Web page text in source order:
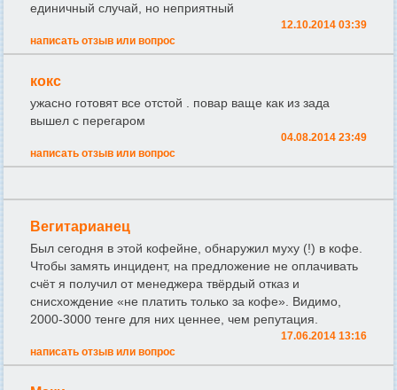
единичный случай, но неприятный
12.10.2014 03:39
написать отзыв или вопрос
кокс
ужасно готовят все отстой . повар ваще как из зада
вышел с перегаром
04.08.2014 23:49
написать отзыв или вопрос
Вегитарианец
Был сегодня в этой кофейне, обнаружил муху (!) в кофе.
Чтобы замять инцидент, на предложение не оплачивать
счёт я получил от менеджера твёрдый отказ и
снисхождение «не платить только за кофе». Видимо,
2000-3000 тенге для них ценнее, чем репутация.
17.06.2014 13:16
написать отзыв или вопрос